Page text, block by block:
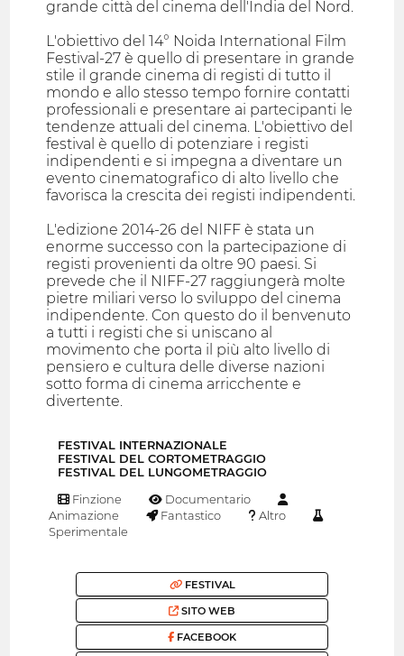
grande città del cinema dell'India del Nord.
L'obiettivo del 14° Noida International Film
Festival-27 è quello di presentare in grande
stile il grande cinema di registi di tutto il
mondo e allo stesso tempo fornire contatti
professionali e presentare ai partecipanti le
tendenze attuali del cinema. L'obiettivo del
festival è quello di potenziare i registi
indipendenti e si impegna a diventare un
evento cinematografico di alto livello che
favorisca la crescita dei registi indipendenti.
L'edizione 2014-26 del NIFF è stata un
enorme successo con la partecipazione di
registi provenienti da oltre 90 paesi. Si
prevede che il NIFF-27 raggiungerà molte
pietre miliari verso lo sviluppo del cinema
indipendente. Con questo do il benvenuto
a tutti i registi che si uniscano al
movimento che porta il più alto livello di
pensiero e cultura delle diverse nazioni
sotto forma di cinema arricchente e
divertente.
FESTIVAL INTERNAZIONALE
FESTIVAL DEL CORTOMETRAGGIO
FESTIVAL DEL LUNGOMETRAGGIO
Finzione
Documentario
Animazione
Fantastico
Altro
Sperimentale
FESTIVAL
SITO WEB
FACEBOOK